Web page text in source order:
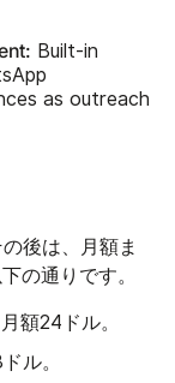
Built-in
as outreach
後は、月額ま
の通りです。
額24ドル。
ル。